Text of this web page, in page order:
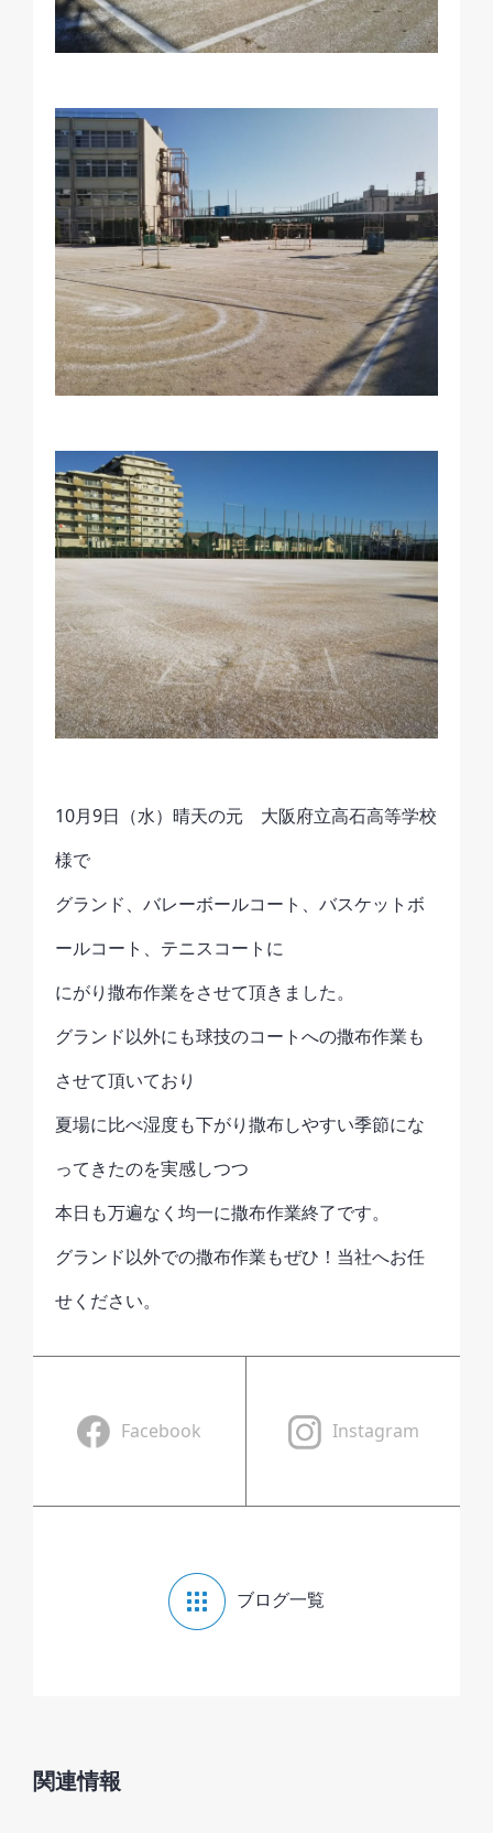
10月9日（水）晴天の元 大阪府立高石高等学校
様で
グランド、バレーボールコート、バスケットボ
ールコート、テニスコートに
にがり撒布作業をさせて頂きました。
グランド以外にも球技のコートへの撒布作業も
させて頂いており
夏場に比べ湿度も下がり撒布しやすい季節にな
ってきたのを実感しつつ
本日も万遍なく均一に撒布作業終了です。
グランド以外での撒布作業もぜひ！当社へお任
せください。
Facebook Instagram
ブログ一覧
関連情報